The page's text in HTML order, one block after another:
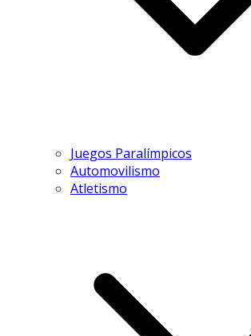
Juegos Paralímpicos
Automovilismo
Atletismo